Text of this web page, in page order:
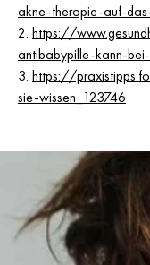
akne-therapie-auf-
2. https://
antibabypille-kann-
3. https://
sie-wissen_123746